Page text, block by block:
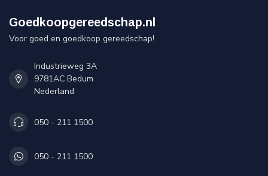
Goedkoopgereedschap.nl
Voor goed en goedkoop gereedschap!
Industrieweg 3A
9781AC Bedum
Nederland
050 - 211 1500
050 - 211 1500